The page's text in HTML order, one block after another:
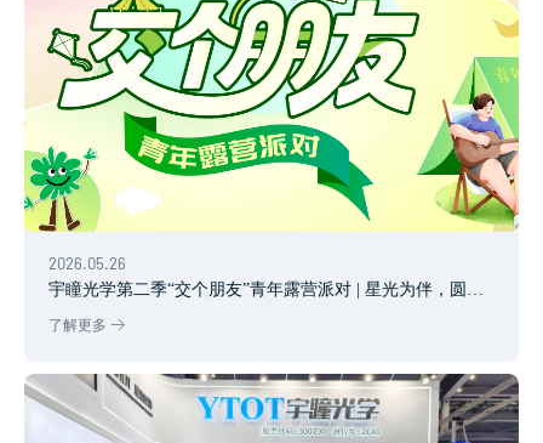
2026.05.26
宇瞳光学第二季“交个朋友”青年露营派对 | 星光为伴，圆满
了解更多